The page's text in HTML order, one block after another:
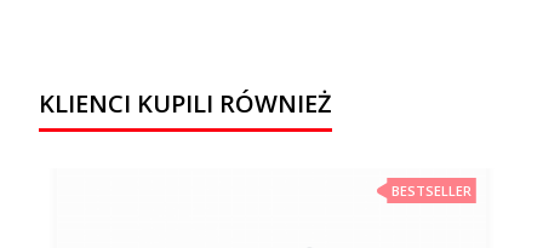
KLIENCI KUPILI RÓWNIEŻ
BESTSELLER